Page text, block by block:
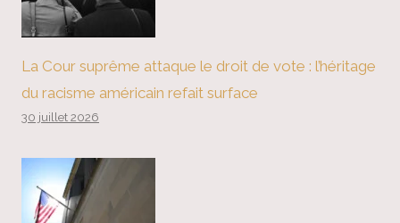
La Cour suprême attaque le droit de vote : l’héritage
du racisme américain refait surface
30 juillet 2026